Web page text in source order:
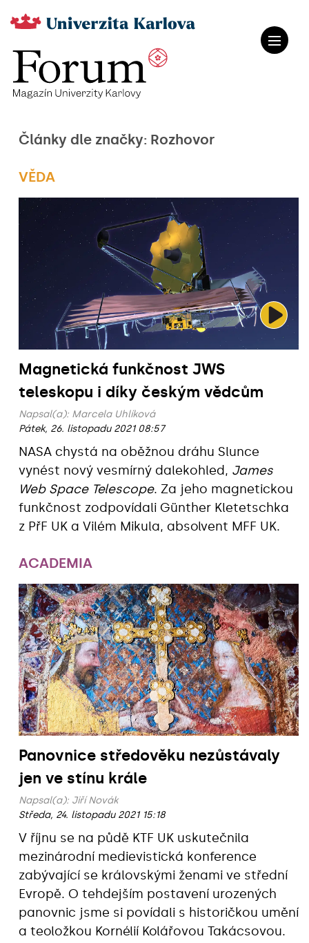
Články dle značky: Rozhovor
VĚDA
Magnetická funkčnost JWS
teleskopu i díky českým vědcům
Napsal(a): Marcela Uhlíková
Pátek, 26. listopadu 2021 08:57
NASA chystá na oběžnou dráhu Slunce
vynést nový vesmírný dalekohled, James
Web Space Telescope. Za jeho magnetickou
funkčnost zodpovídali Günther Kletetschka
z PřF UK a Vilém Mikula, absolvent MFF UK.
ACADEMIA
Panovnice středověku nezůstávaly
jen ve stínu krále
Napsal(a): Jiří Novák
Středa, 24. listopadu 2021 15:18
V říjnu se na půdě KTF UK uskutečnila
mezinárodní medievistická konference
zabývající se královskými ženami ve střední
Evropě. O tehdejším postavení urozených
panovnic jsme si povídali s historičkou umění
a teoložkou Kornélií Kolářovou Takácsovou.